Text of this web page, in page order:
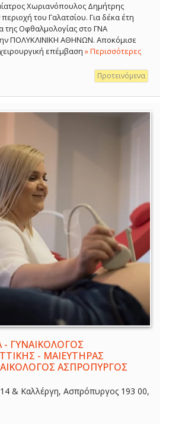
Χωριανόπουλος Δημήτρης
περιοχή του Γαλατσίου. Για δέκα έτη
της Οφθαλμολογίας στο ΓΝΑ
ΠΟΛΥΚΛΙΝΙΚΗ ΑΘΗΝΩΝ. Αποκόμισε
επέμβαση » Περισσότερες
Προτεινόμενα
ΓΥΝΑΙΚΟΛΟΓΟΣ
- ΜΑΙΕΥΤΗΡΑΣ
ΑΣΠΡΟΠΥΡΓΟΣ
& Καλλέργη, Ασπρόπυργος 193 00,